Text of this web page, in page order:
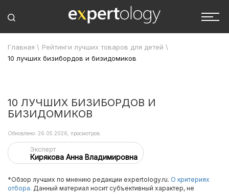
Главная \ Рейтинги лучших товаров для детей \
10 лучших бизибордов и бизидомиков
10 ЛУЧШИХ БИЗИБОРДОВ И
БИЗИДОМИКОВ
Эксперт
Кирякова Анна Владимировна
Обновлено: 26.05.2026, просмотров:
*Обзор лучших по мнению редакции expertology.ru. О критериях
отбора. Данный материал носит субъективный характер, не